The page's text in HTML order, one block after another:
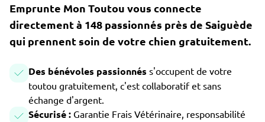
Emprunte Mon Toutou vous connecte
directement à 148 passionnés près de Saiguède
qui prennent soin de votre chien gratuitement.
Des bénévoles passionnés s'occupent de votre
toutou gratuitement, c'est collaboratif et sans
échange d'argent.
Sécurisé : Garantie Frais Vétérinaire, responsabilité